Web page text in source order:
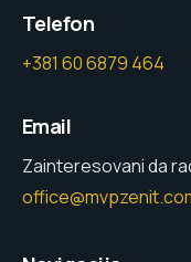
Telefon
+381 60 6879 464
Email
Zainteresovani da